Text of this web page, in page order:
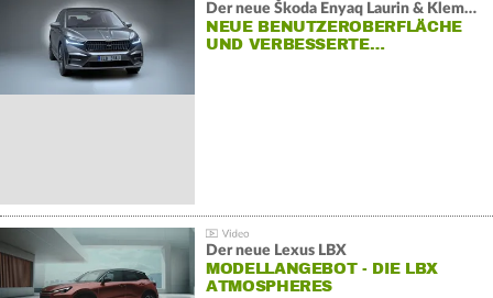
Der neue Škoda Enyaq Laurin & Klement
NEUE BENUTZEROBERFLÄCHE
UND VERBESSERTE…
Der neue Lexus LBX
MODELLANGEBOT - DIE LBX
ATMOSPHERES